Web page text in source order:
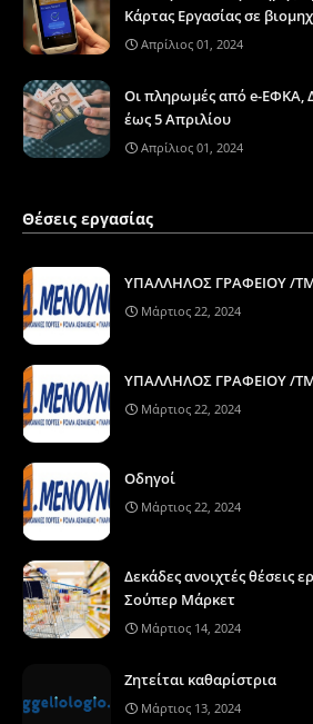
Κάρτας Εργασίας σε
Απρίλιος 01, 2024
Οι πληρωμές από e-ΕΦΚΑ,
έως 5 Απριλίου
Απρίλιος 01, 2024
Θέσεις εργασίας
ΥΠΑΛΛΗΛΟΣ ΓΡΑΦΕΙΟΥ /
Μάρτιος 22, 2024
ΥΠΑΛΛΗΛΟΣ ΓΡΑΦΕΙΟΥ /
Μάρτιος 22, 2024
Οδηγοί
Μάρτιος 22, 2024
Δεκάδες ανοιχτές θέσεις
Σούπερ Μάρκετ
Μάρτιος 14, 2024
Ζητείται καθαρίστρια
Μάρτιος 13, 2024